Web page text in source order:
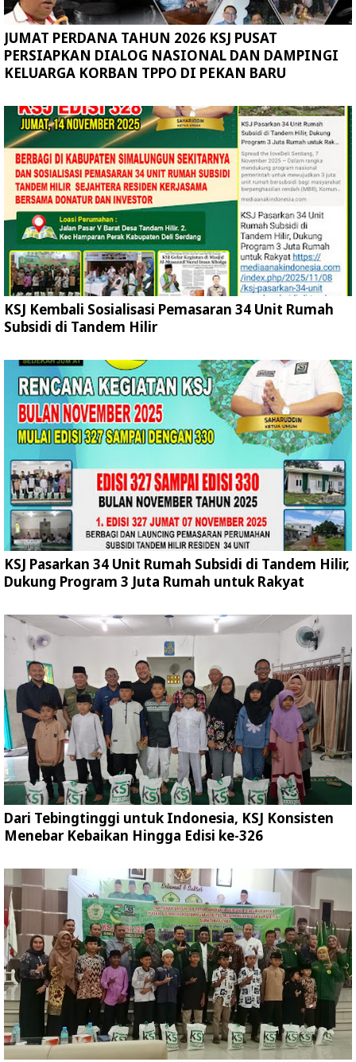
JUMAT PERDANA TAHUN 2026 KSJ PUSAT
PERSIAPKAN DIALOG NASIONAL DAN DAMPINGI
KELUARGA KORBAN TPPO DI PEKAN BARU
KSJ Kembali Sosialisasi Pemasaran 34 Unit Rumah
Subsidi di Tandem Hilir
KSJ Pasarkan 34 Unit Rumah Subsidi di Tandem Hilir,
Dukung Program 3 Juta Rumah untuk Rakyat
Dari Tebingtinggi untuk Indonesia, KSJ Konsisten
Menebar Kebaikan Hingga Edisi ke-326